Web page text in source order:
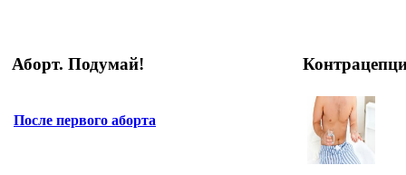
Аборт. Подумай!
После первого аборта